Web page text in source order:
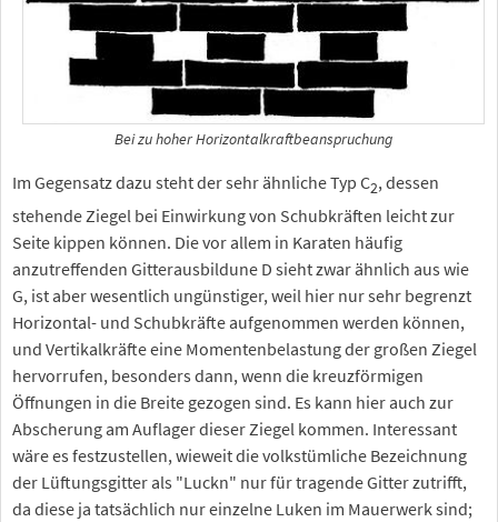
Bei zu hoher Horizontalkraftbeanspruchung
Im Gegensatz dazu steht der sehr ähnliche Typ C2, dessen
stehende Ziegel bei Einwirkung von Schubkräften leicht zur
Seite kippen können. Die vor allem in Karaten häufig
anzutreffenden Gitterausbildune D sieht zwar ähnlich aus wie
G, ist aber wesentlich ungünstiger, weil hier nur sehr begrenzt
Horizontal- und Schubkräfte aufgenommen werden können,
und Vertikalkräfte eine Momentenbelastung der großen Ziegel
hervorrufen, besonders dann, wenn die kreuzförmigen
Öffnungen in die Breite gezogen sind. Es kann hier auch zur
Abscherung am Auflager dieser Ziegel kommen. Interessant
wäre es festzustellen, wieweit die volkstümliche Bezeichnung
der Lüftungsgitter als "Luckn" nur für tragende Gitter zutrifft,
da diese ja tatsächlich nur einzelne Luken im Mauerwerk sind;